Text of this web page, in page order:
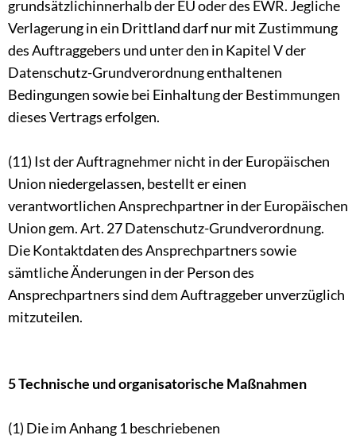
grundsätzlichinnerhalb der EU oder des EWR. Jegliche
Verlagerung in ein Drittland darf nur mit Zustimmung
des Auftraggebers und unter den in Kapitel V der
Datenschutz-Grundverordnung enthaltenen
Bedingungen sowie bei Einhaltung der Bestimmungen
dieses Vertrags erfolgen.
(11) Ist der Auftragnehmer nicht in der Europäischen
Union niedergelassen, bestellt er einen
verantwortlichen Ansprechpartner in der Europäischen
Union gem. Art. 27 Datenschutz-Grundverordnung.
Die Kontaktdaten des Ansprechpartners sowie
sämtliche Änderungen in der Person des
Ansprechpartners sind dem Auftraggeber unverzüglich
mitzuteilen.
5 Technische und organisatorische Maßnahmen
(1) Die im Anhang 1 beschriebenen